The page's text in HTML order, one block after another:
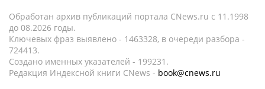
Обработан архив публикаций портала CNews.ru c 11.1998
до 08.2026 годы.
Ключевых фраз выявлено - 1463328, в очереди разбора -
724413.
Создано именных указателей - 199231.
Редакция Индексной книги CNews - book@cnews.ru